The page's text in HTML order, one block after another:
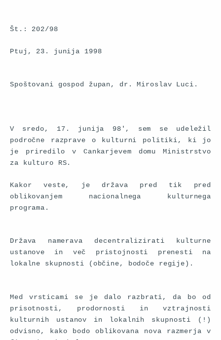
Št.: 202/98
Ptuj, 23. junija 1998
Spoštovani gospod župan, dr. Miroslav Luci.
V sredo, 17. junija 98', sem se udeležil
področne razprave o kulturni politiki, ki jo
je priredilo v Cankarjevem domu Ministrstvo
za kulturo RS.
Kakor veste, je država pred tik pred
oblikovanjem nacionalnega kulturnega
programa.
Država namerava decentralizirati kulturne
ustanove in več pristojnosti prenesti na
lokalne skupnosti (občine, bodoče regije).
Med vrsticami se je dalo razbrati, da bo od
prisotnosti, prodornosti in vztrajnosti
kulturnih ustanov in lokalnih skupnosti (!)
odvisno, kako bodo oblikovana nova razmerja v